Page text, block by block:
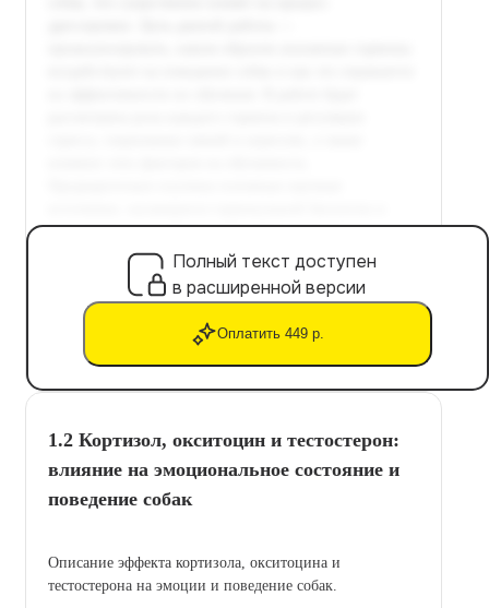
Полный текст доступен
в расширенной версии
Оплатить 449 р.
1.2 Кортизол, окситоцин и тестостерон:
влияние на эмоциональное состояние и
поведение собак
Описание эффекта кортизола, окситоцина и
тестостерона на эмоции и поведение собак.